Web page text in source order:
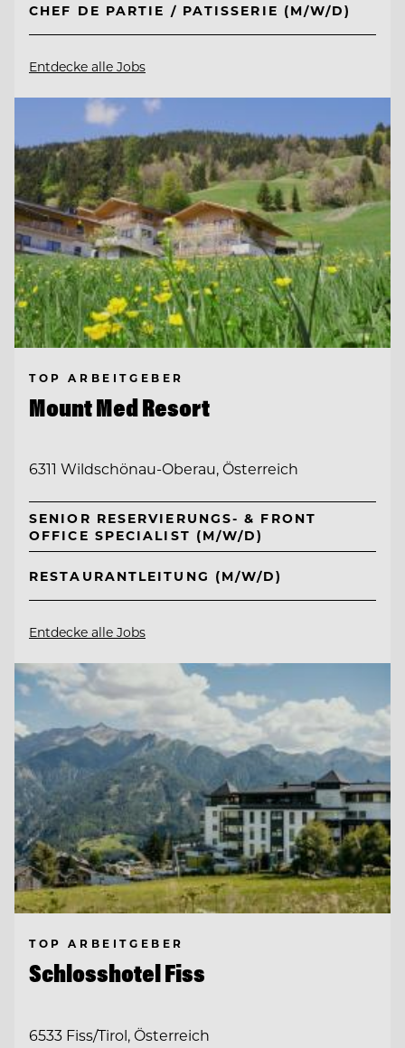
CHEF DE PARTIE / PATISSERIE (M/W/D)
Entdecke alle Jobs
TOP ARBEITGEBER
Mount Med Resort
6311 Wildschönau-Oberau, Österreich
SENIOR RESERVIERUNGS- & FRONT
OFFICE SPECIALIST (M/W/D)
RESTAURANTLEITUNG (M/W/D)
Entdecke alle Jobs
TOP ARBEITGEBER
Schlosshotel Fiss
6533 Fiss/Tirol, Österreich